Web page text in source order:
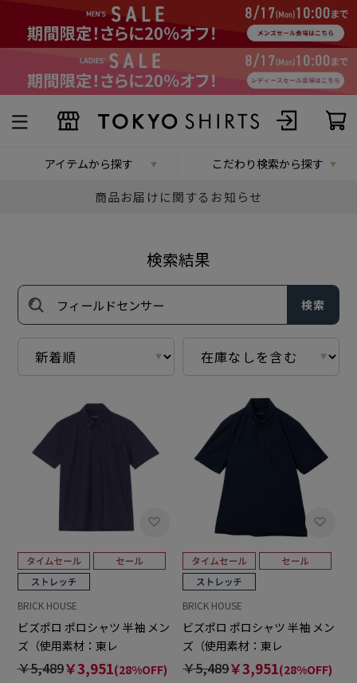
アイテムから探す こだわり検索から探す
商品お届けに関するお知らせ
検索結果
検索
BRICK HOUSE
ビズポロ ポロシャツ 半袖 メン
ズ（使用素材：東レ
FIELDSENSOR(R)秒乾(R)）
￥5,489￥3,951(28%OFF)
BRICK HOUSE
ビズポロ ポロシャツ 半袖 メン
ズ（使用素材：東レ
FIELDSENSOR(R)秒乾(R)）
￥5,489￥3,951(28%OFF)